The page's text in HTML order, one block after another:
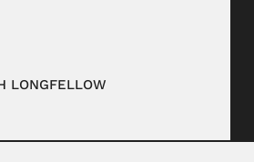
LONGFELLOW